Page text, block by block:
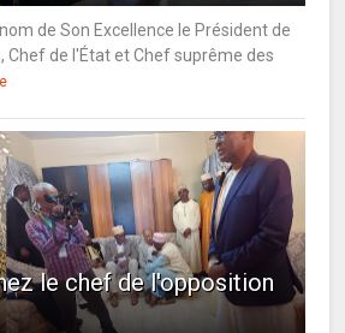
de Son Excellence le Président de
Chef de l'État et Chef suprême des
le chef de l'opposition